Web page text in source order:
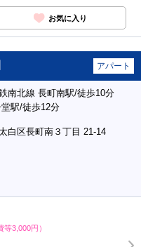
お気に入り
アパート
南北線 長町南駅/徒歩10分
駅/徒歩12分
白区長町南３丁目 21-14
等3,000円）